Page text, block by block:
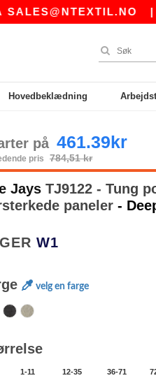
|
Hovedbeklædning
på 461.39kr
pris 784,51 kr
Jays TJ9122 - Tung
paneler -
W1
velg en farge
1-11 12-35 36-71